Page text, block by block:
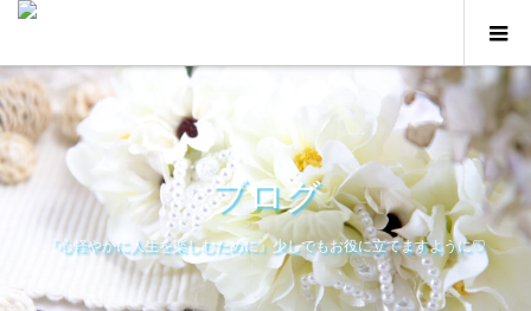
ブログ
『心軽やかに人生を楽しむために』少しでもお役に立てますように♡